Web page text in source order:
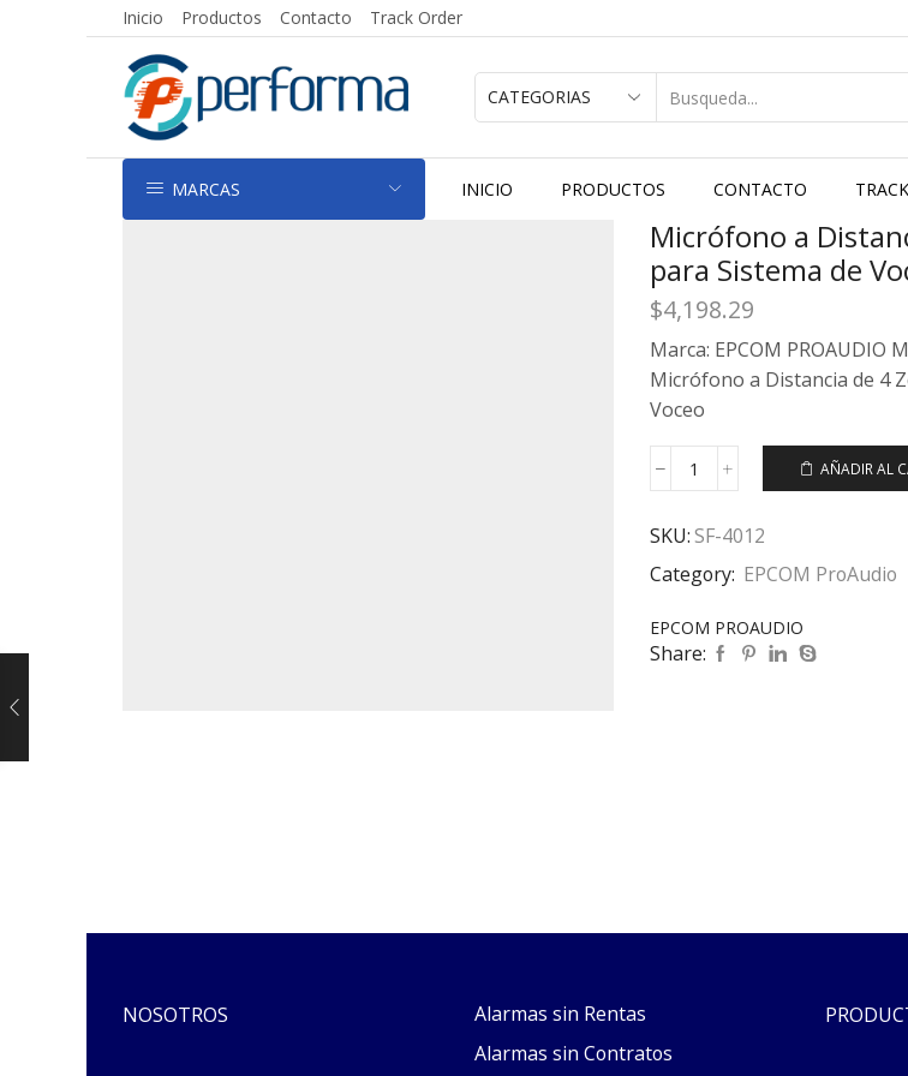
Inicio Productos Contacto Track Order
MARCAS INICIO PRODUCTOS CONTACTO
Micrófono a
para Sistema de
$4,198.29
Marca: EPCOM PROAUDIO
Micrófono a Distancia de 4
Voceo
AÑADIR AL
SKU:SF-4012
Category: EPCOM ProAudio
EPCOM PROAUDIO
Share:
NOSOTROS
Alarmas sin Rentas
Alarmas sin Contratos